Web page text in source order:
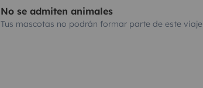
No se admiten animales
Tus mascotas no podrán formar parte de este viaje